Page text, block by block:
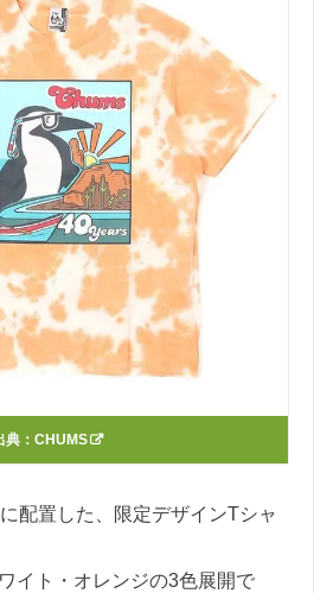
典： CHUMS
配置した、限定デザインTシャ
イト・オレンジの3色展開で